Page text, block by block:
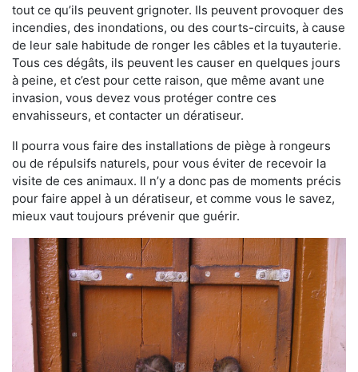
tout ce qu’ils peuvent grignoter. Ils peuvent provoquer des
incendies, des inondations, ou des courts-circuits, à cause
de leur sale habitude de ronger les câbles et la tuyauterie.
Tous ces dégâts, ils peuvent les causer en quelques jours
à peine, et c’est pour cette raison, que même avant une
invasion, vous devez vous protéger contre ces
envahisseurs, et contacter un dératiseur.
Il pourra vous faire des installations de piège à rongeurs
ou de répulsifs naturels, pour vous éviter de recevoir la
visite de ces animaux. Il n’y a donc pas de moments précis
pour faire appel à un dératiseur, et comme vous le savez,
mieux vaut toujours prévenir que guérir.